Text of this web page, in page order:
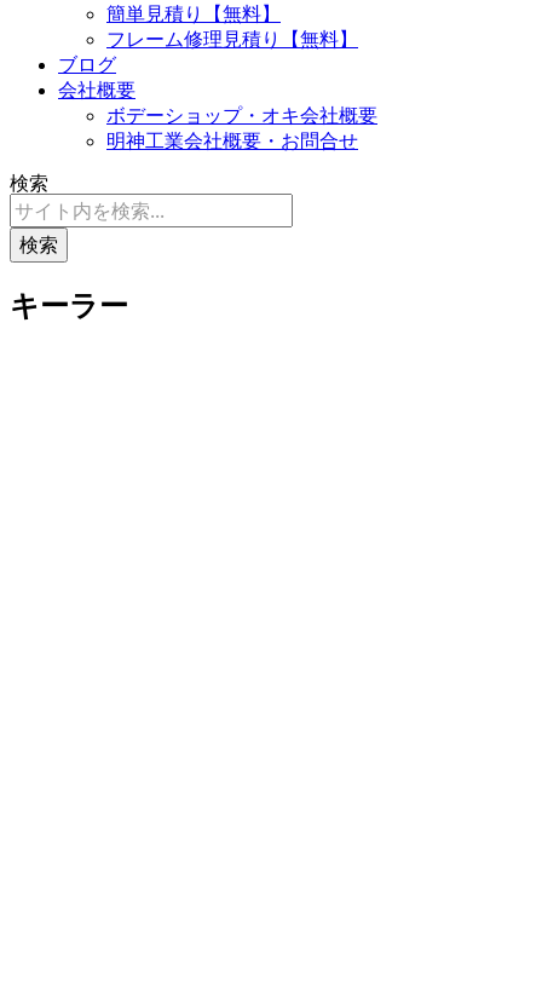
簡単見積り【無料】
フレーム修理見積り【無料】
ブログ
会社概要
ボデーショップ・オキ会社概要
明神工業会社概要・お問合せ
検索
検索
キーラー